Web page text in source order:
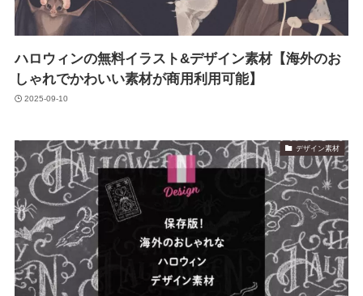
ハロウィンの無料イラスト&デザイン素材【海外のお
しゃれでかわいい素材が商用利用可能】
2025-09-10
デザイン素材